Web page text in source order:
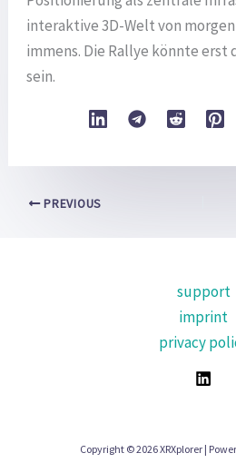
interaktive 3D-Welt von
immens. Die Rallye könnte erst
sein.
PREVIOUS
support
imprint
privacy
Copyright © 2026 XRXplorer |